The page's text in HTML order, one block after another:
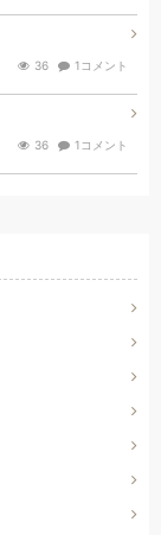
36 1コメント
36 1コメント